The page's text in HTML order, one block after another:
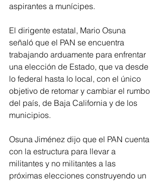
aspirantes a munícipes.
El dirigente estatal, Mario Osuna
señaló que el PAN se encuentra
trabajando arduamente para enfrentar
una elección de Estado, que va desde
lo federal hasta lo local, con el único
objetivo de retomar y cambiar el rumbo
del país, de Baja California y de los
municipios.
Osuna Jiménez dijo que el PAN cuenta
con la estructura para llevar a
militantes y no militantes a las
próximas elecciones construyendo un